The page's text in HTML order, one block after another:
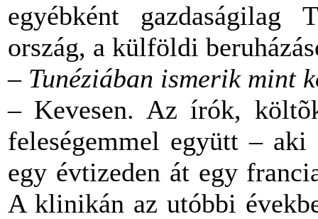
egyébként gazdaságilag
ország, a külföldi
– Tunéziában ismerik mint
– Kevesen. Az írók,
feleségemmel együtt –
egy évtizeden át egy
A klinikán az utóbbi